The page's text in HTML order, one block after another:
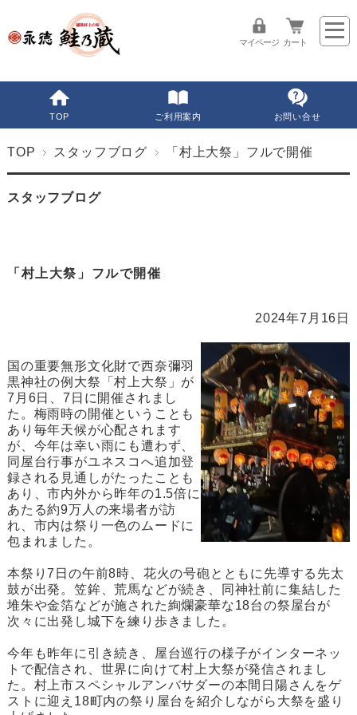
マイページ カート
TOP ご利用案内 お問い合せ
TOP スタッフブログ 「村上大祭」フルで開催
スタッフブログ
「村上大祭」フルで開催
2024年7月16日
国の重要無形文化財で西奈彌羽
黒神社の例大祭「村上大祭」が
7月6日、7日に開催されまし
た。梅雨時の開催ということも
あり毎年天候が心配されます
が、今年は幸い雨にも遭わず、
同屋台行事がユネスコへ追加登
録される見通しがたったことも
あり、市内外から昨年の1.5倍に
あたる約9万人の来場者が訪
れ、市内は祭り一色のムードに
包まれました。
本祭り7日の午前8時、花火の号砲とともに先導する先太
鼓が出発。笠鉾、荒馬などが続き、同神社前に集結した
堆朱や金箔などが施された絢爛豪華な18台の祭屋台が
次々に出発し城下を練り歩きました。
今年も昨年に引き続き、屋台巡行の様子がインターネッ
トで配信され、世界に向けて村上大祭が発信されまし
た。村上市スペシャルアンバサダーの本間日陽さんをゲ
ストに迎え18町内の祭り屋台を紹介しながら大祭を盛り